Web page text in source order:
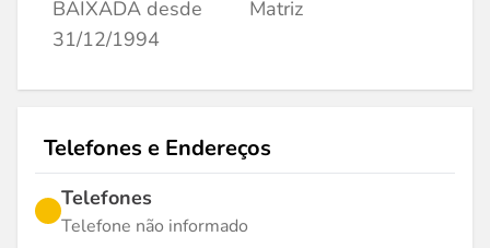
BAIXADA desde
31/12/1994
Matriz
Telefones e Endereços
Telefones
Telefone não informado